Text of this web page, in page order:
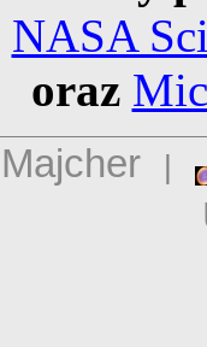
NASA
oraz
|